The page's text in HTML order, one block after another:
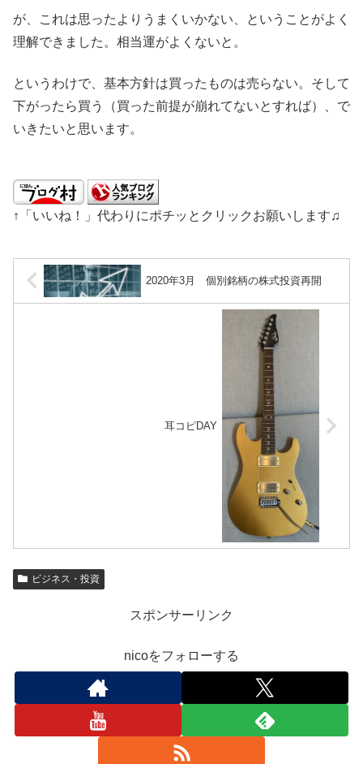
が、これは思ったよりうまくいかない、ということがよく
理解できました。相当運がよくないと。
というわけで、基本方針は買ったものは売らない。そして
下がったら買う（買った前提が崩れてないとすれば）、で
いきたいと思います。
↑「いいね！」代わりにポチッとクリックお願いします♫
2020年3月 個別銘柄の株式投資再開
耳コピDAY
ビジネス・投資
スポンサーリンク
nicoをフォローする